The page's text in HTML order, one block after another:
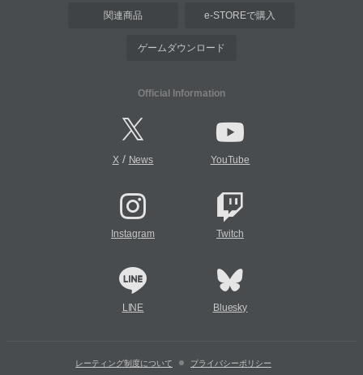
関連商品 e-STOREで購入
ゲームダウンロード
Official Information
X/ News YouTube
Instagram Twitch
LINE Bluesky
レーティング制度について プライバシーポリシー